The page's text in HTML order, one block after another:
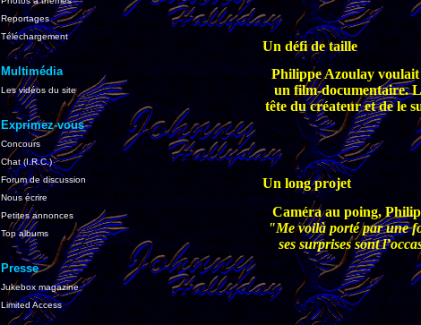
Reportages
Téléchargement
Multimédia
Les vidéos du site
Exprimez-vous
Concours
Chat (I.R.C.)
Forum de discussion
Nous écrire
Petites annonces
Top albums
Presse
Jukebox magazine
Limited Access
Un défi de taille
Philippe Azoulay
un film-documentaire.
tête du créateur et de le
Un long projet
Caméra au poing,
"Me voilà porté par une
ses surprises sont